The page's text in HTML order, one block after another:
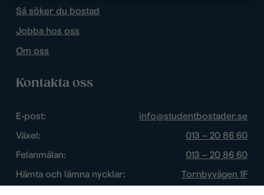
Så söker du bostad
Jobba hos oss
Om oss
Kontakta oss
E-post:
info@studentbostader.se
Växel:
013 – 20 86 60
Felanmälan:
013 – 20 86 60
Hämta och lämna nycklar:
Tornbyvägen 1F